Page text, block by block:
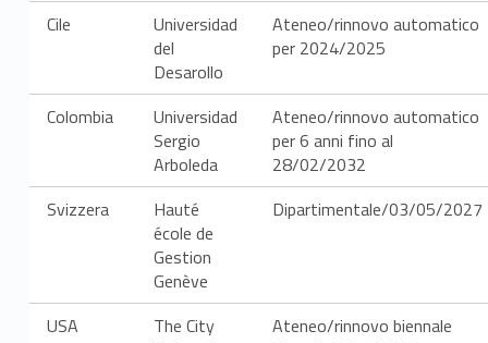
o
d
e
t
Cile
Universidad
del
Desarollo
Ateneo/rinnovo automatico
per 2024/2025
Colombia
Universidad
Sergio
Arboleda
Ateneo/rinnovo automatico
per 6 anni fino al
28/02/2032
Svizzera
Hauté
école de
Gestion
Genève
Dipartimentale/03/05/2027
USA
The City
Ateneo/rinnovo biennale